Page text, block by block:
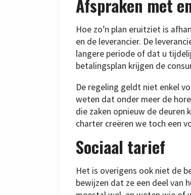
Afspraken met
Hoe zo’n plan eruitziet is
en de leverancier. De
langere periode of dat u
betalingsplan krijgen de
De regeling geldt niet enkel
weten dat onder meer de
die zaken opnieuw de deuren
charter creëren we toch een
Sociaal tarief
Het is overigens ook niet de
bewijzen dat ze een deel van